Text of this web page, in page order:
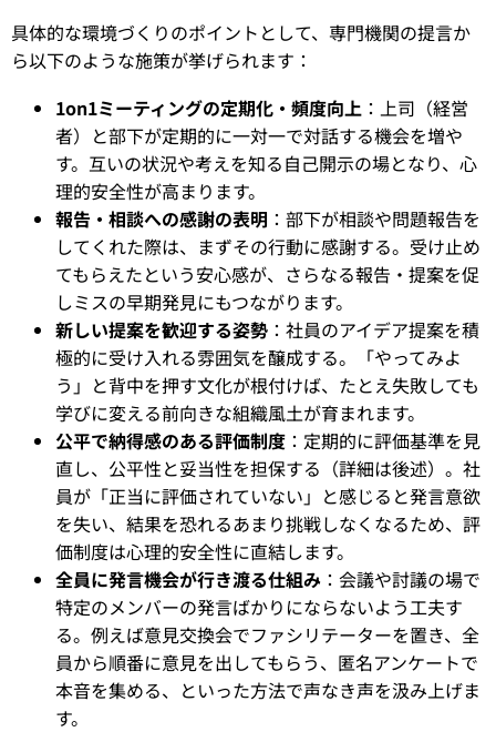
具体的な環境づくりのポイントとして、専門機関の提言か
ら以下のような施策が挙げられます：
1on1ミーティングの定期化・頻度向上 ：上司（経営
者）と部下が定期的に一対一で対話する機会を増や
す。互いの状況や考えを知る自己開示の場となり、心
理的安全性が高まります。
報告・相談への感謝の表明 ：部下が相談や問題報告を
してくれた際は、まずその行動に感謝する。受け止め
てもらえたという安心感が、さらなる報告・提案を促
しミスの早期発見にもつながります。
新しい提案を歓迎する姿勢 ：社員のアイデア提案を積
極的に受け入れる雰囲気を醸成する。「やってみよ
う」と背中を押す文化が根付けば、たとえ失敗しても
学びに変える前向きな組織風土が育まれます。
公平で納得感のある評価制度 ：定期的に評価基準を見
直し、公平性と妥当性を担保する（詳細は後述）。社
員が「正当に評価されていない」と感じると発言意欲
を失い、結果を恐れるあまり挑戦しなくなるため、評
価制度は心理的安全性に直結します。
全員に発言機会が行き渡る仕組み ：会議や討議の場で
特定のメンバーの発言ばかりにならないよう工夫す
る。例えば意見交換会でファシリテーターを置き、全
員から順番に意見を出してもらう、匿名アンケートで
本音を集める、といった方法で声なき声を汲み上げま
す。